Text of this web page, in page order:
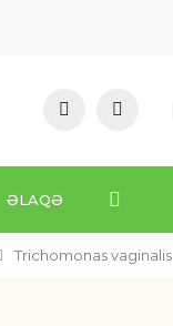
ƏLAQƏ
Trichomonas vaginalis